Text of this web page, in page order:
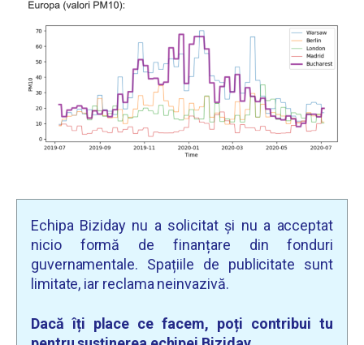
Echipa Biziday nu a solicitat și nu a acceptat
nicio formă de finanțare din fonduri
guvernamentale. Spațiile de publicitate sunt
limitate, iar reclama neinvazivă.
Dacă îți place ce facem, poți contribui tu